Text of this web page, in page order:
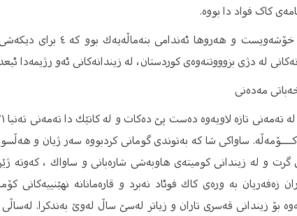
کاک فواد دا بووە.
كاك فوئاد سیمایەكی ناسراو و
لە دژی بزوووتنەوەی كوردستان، لە زیندانەكانی ئەو رژیمەدا
مەدەنی
کــــۆمەڵە. ساواكی شا كه‌ به‌توندی گومانی كردبووه‌ سه‌ر ژیان و
گرت و له‌ زیندانی كومیته‌ی هاوبه‌شی شاره‌بانی و ساواك ، کەوتە
زه‌فه‌ریان به‌ وره‌ی كاك فوئاد نه‌برد و قاره‌مانانه ‌نهێنییه‌كانی
بۆ زیندانی قه‌سری تاران و زیاتر له‌سێ ساڵ له‌وێ به‌ندكرا. له‌ساڵی